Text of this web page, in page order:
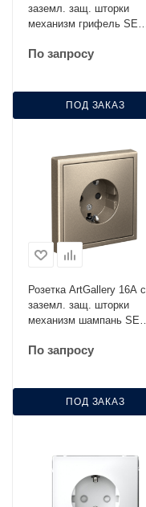
заземл. защ. шторки
механизм грифель SE
По запросу
ПОД ЗАКАЗ
Розетка ArtGallery 16А с
заземл. защ. шторки
механизм шампань SE
По запросу
ПОД ЗАКАЗ